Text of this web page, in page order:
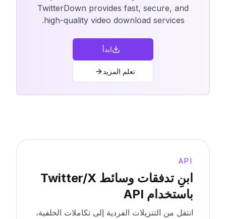
TwitterDown provides fast, secure, and
high-quality video download services.
ابدأ
تعلم المزيد
API
ابنِ تدفقات وسائط Twitter/X
باستخدام API
انتقل من التنزيلات الفردية إلى تكاملات الخلفية،